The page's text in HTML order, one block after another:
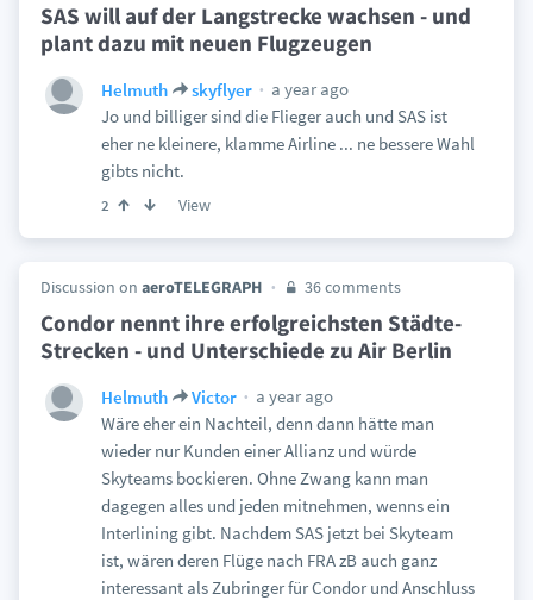
SAS will auf der Langstrecke wachsen - und
plant dazu mit neuen Flugzeugen
Helmuth skyflyer
a year ago
Jo und billiger sind die Flieger auch und SAS ist
eher ne kleinere, klamme Airline ... ne bessere Wahl
gibts nicht.
2 View
Discussion on aeroTELEGRAPH 36 comments
Condor nennt ihre erfolgreichsten Städte-
Strecken - und Unterschiede zu Air Berlin
Helmuth Victor
a year ago
Wäre eher ein Nachteil, denn dann hätte man
wieder nur Kunden einer Allianz und würde
Skyteams bockieren. Ohne Zwang kann man
dagegen alles und jeden mitnehmen, wenns ein
Interlining gibt. Nachdem SAS jetzt bei Skyteam
ist, wären deren Flüge nach FRA zB auch ganz
interessant als Zubringer für Condor und Anschluss